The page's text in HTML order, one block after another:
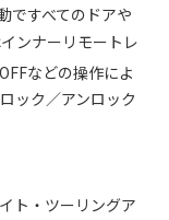
ですべてのドアや
ンナーリモートレ
などの操作によ
ック／アンロック
ト・ツーリングア